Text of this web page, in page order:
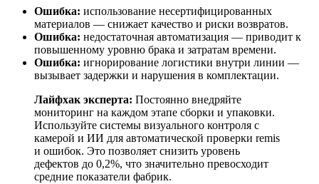
Ошибка: использование несертифицированных
материалов — снижает качество и риски возвратов.
Ошибка: недостаточная автоматизация — приводит к
повышенному уровню брака и затратам времени.
Ошибка: игнорирование логистики внутри линии —
вызывает задержки и нарушения в комплектации.
Лайфхак эксперта: Постоянно внедряйте
мониторинг на каждом этапе сборки и упаковки.
Используйте системы визуального контроля с
камерой и ИИ для автоматической проверки remis
и ошибок. Это позволяет снизить уровень
дефектов до 0,2%, что значительно превосходит
средние показатели фабрик.